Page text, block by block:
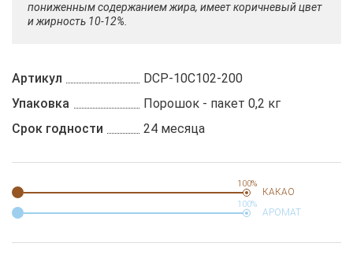
пониженным содержанием жира, имеет коричневый цвет
и жирность 10-12%.
Артикул
DCP-10C102-200
Упаковка
Порошок - пакет 0,2 кг
Срок годности
24 месяца
100%
КАКАО
100%
АРОМАТ